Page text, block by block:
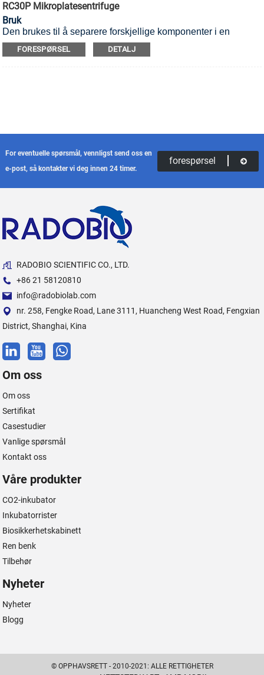
RC30P Mikroplatesentrifuge
Bruk
Den brukes til å separere forskjellige komponenter i en
blanding, og er egnet for 96-brønns eller 384-brønns plater og
mikroplater med liten kapasitet, inkludert med skjørt, uten
FORESPØRSEL DETALJ
For eventuelle spørsmål, vennligst send oss ​​en
e-post, så kontakter vi deg innen 24 timer.
forespørsel
RADOBIO SCIENTIFIC CO., LTD.
+86 21 58120810
info@radobiolab.com
nr. 258, Fengke Road, Lane 3111, Huancheng West Road, Fengxian
District, Shanghai, Kina
Om oss
Om oss
Sertifikat
Casestudier
Vanlige spørsmål
Kontakt oss
Våre produkter
CO2-inkubator
Inkubatorrister
Biosikkerhetskabinett
Ren benk
Tilbehør
Nyheter
Nyheter
Blogg
© OPPHAVSRETT - 2010-2021: ALLE RETTIGHETER